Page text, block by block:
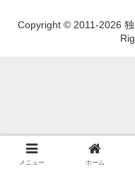
Copyright © 2011-2026
メニュー ホーム